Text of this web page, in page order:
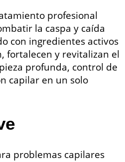
profesional
la caspa y caída
con ingredientes activos
fortalecen y revitalizan el
profunda, control de
capilar en un solo
problemas capilares